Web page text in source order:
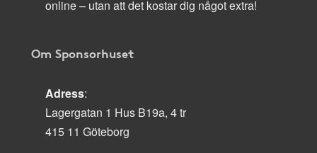
online – utan att det kostar dig något extra!
Om Sponsorhuset
Adress:
Lagergatan 1 Hus B19a, 4 tr
415 11 Göteborg